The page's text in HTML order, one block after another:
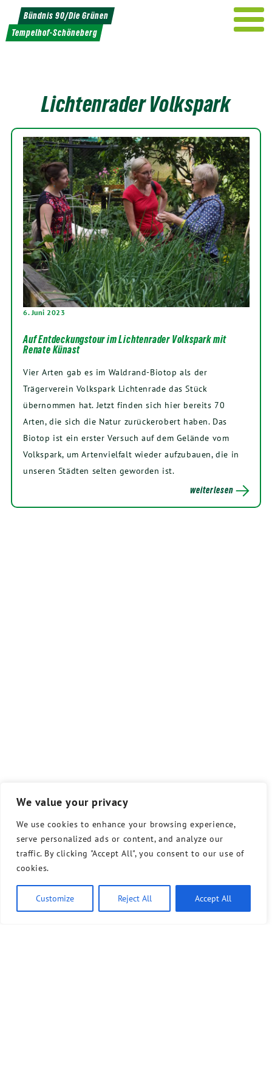
We value your privacy
We use cookies to enhance your browsing experience,
serve personalized ads or content, and analyze our
traffic. By clicking "Accept All", you consent to our use of
cookies.
Customize Reject All Accept All
Weiter
zum
Inhalt
Bündnis 90/Die Grünen
Tempelhof-Schöneberg
Lichtenrader Volkspark
6. Juni 2023
Auf Entdeckungstour im Lichtenrader Volkspark mit
Renate Künast
Vier Arten gab es im Waldrand-Biotop als der
Trägerverein Volkspark Lichtenrade das Stück
übernommen hat. Jetzt finden sich hier bereits 70
Arten, die sich die Natur zurückerobert haben. Das
Biotop ist ein erster Versuch auf dem Gelände vom
Volkspark, um Artenvielfalt wieder aufzubauen, die in
unseren Städten selten geworden ist.
weiterlesen